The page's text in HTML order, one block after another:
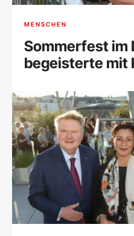
MENSCHEN
Sommerfest im
begeisterte mit